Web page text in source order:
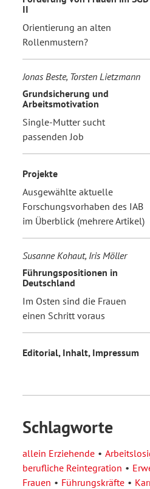
II
Orientierung an alten
Rollenmustern?
Jonas Beste, Torsten Lietzmann
Grundsicherung und
Arbeitsmotivation
Single-Mutter sucht
passenden Job
Projekte
Ausgewählte aktuelle
Forschungsvorhaben des IAB
im Überblick (mehrere Artikel)
Susanne Kohaut, Iris Möller
Führungspositionen in
Deutschland
Im Osten sind die Frauen
einen Schritt voraus
Editorial, Inhalt, Impressum
Schlagworte
allein Erziehende
berufliche Reintegration
Frauen
Führungskräfte